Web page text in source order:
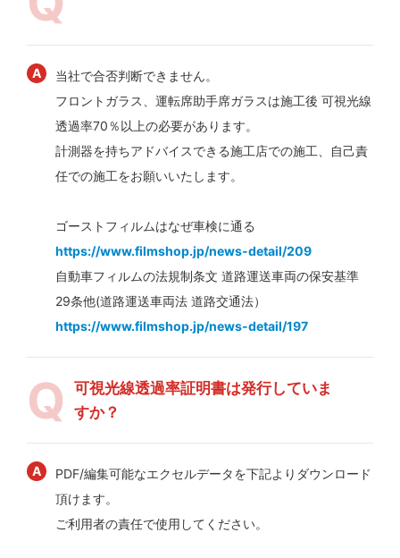
当社で合否判断できません。
フロントガラス、運転席助手席ガラスは施工後 可視光線
透過率70％以上の必要があります。
計測器を持ちアドバイスできる施工店での施工、自己責
任での施工をお願いいたします。
ゴーストフィルムはなぜ車検に通る
https://www.filmshop.jp/news-detail/209
自動車フィルムの法規制条文 道路運送車両の保安基準
29条他(道路運送車両法 道路交通法）
https://www.filmshop.jp/news-detail/197
可視光線透過率証明書は発行していま
すか？
PDF/編集可能なエクセルデータを下記よりダウンロード
頂けます。
ご利用者の責任で使用してください。